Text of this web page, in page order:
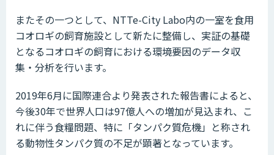
またその一つとして、NTTe-City Labo内の一室を食用
コオロギの飼育施設として新たに整備し、実証の基礎
となるコオロギの飼育における環境要因のデータ収
集・分析を行います。
2019年6月に国際連合より発表された報告書によると、
今後30年で世界人口は97億人への増加が見込まれ、こ
れに伴う食糧問題、特に「タンパク質危機」と称され
る動物性タンパク質の不足が顕著となっています。